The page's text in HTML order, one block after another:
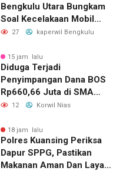
Bengkulu Utara Bungkam
Soal Kecelakaan Mobil
Dinas yang Dikemudikan
27 kaperwil Bengkulu
15 jam lalu
Diduga Terjadi
Penyimpangan Dana BOS
Rp660,66 Juta di SMA
Negeri 1 Pulau-Pulau
Belanja Bernilai Besar Jadi
Sorotan; LSM GEMPUR
Siapkan Laporan ke
Kejaksaan
12 Korwil Nias
18 jam lalu
Polres Kuansing Periksa
Dapur SPPG, Pastikan
Makanan Aman Dan Layak